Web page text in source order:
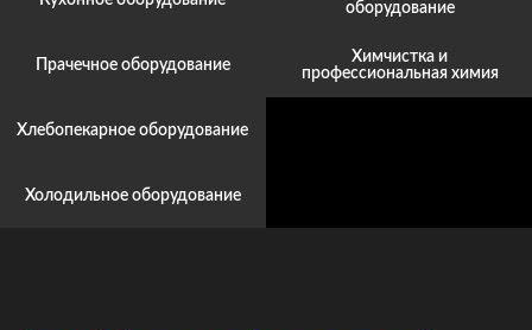
Прачечное оборудование
Хлебопекарное оборудование
Холодильное оборудование
оборудование
Химчистка и
профессиональная химия